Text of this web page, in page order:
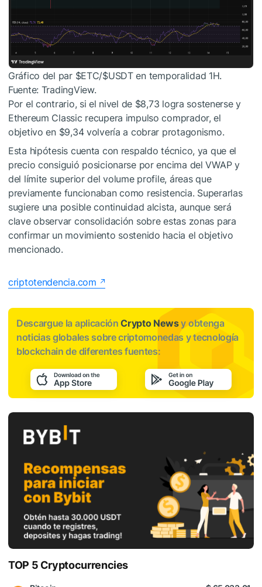
Gráfico del par $ETC/$USDTen temporalidad 1H.
Fuente: TradingView.
Por el contrario, si el nivel de $8,73 logra sostenerse y
Ethereum Classic recupera impulso comprador, el
objetivo en $9,34 volvería a cobrar protagonismo.
Esta hipótesis cuenta con respaldo técnico, ya que el
precio consiguió posicionarse por encima del VWAP y
del límite superior del volume profile, áreas que
previamente funcionaban como resistencia. Superarlas
sugiere una posible continuidad alcista, aunque será
clave observar consolidación sobre estas zonas para
confirmar un movimiento sostenido hacia el objetivo
mencionado.
criptotendencia.com
Descargue la aplicaciónCrypto Newsy obtenga
noticias globales sobre criptomonedas y tecnología
blockchain de diferentes fuentes:
TOP 5 Cryptocurrencies